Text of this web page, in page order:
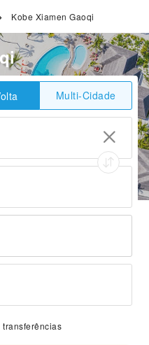
Kobe Xiamen Gaoqi
Multi-Cidade
transferências